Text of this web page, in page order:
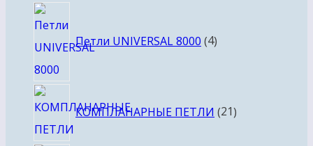
Петли UNIVERSAL 8000 4товара
КОМПЛАНАРНЫЕ ПЕТЛИ 21товар